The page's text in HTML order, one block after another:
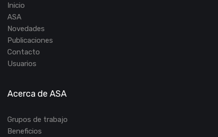
Inicio
ASA
Novedades
Publicaciones
Contacto
Usuarios
Acerca de ASA
Grupos de trabajo
Beneficios